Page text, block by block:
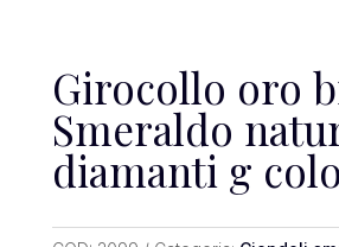
Girocollo oro
Smeraldo
diamanti g